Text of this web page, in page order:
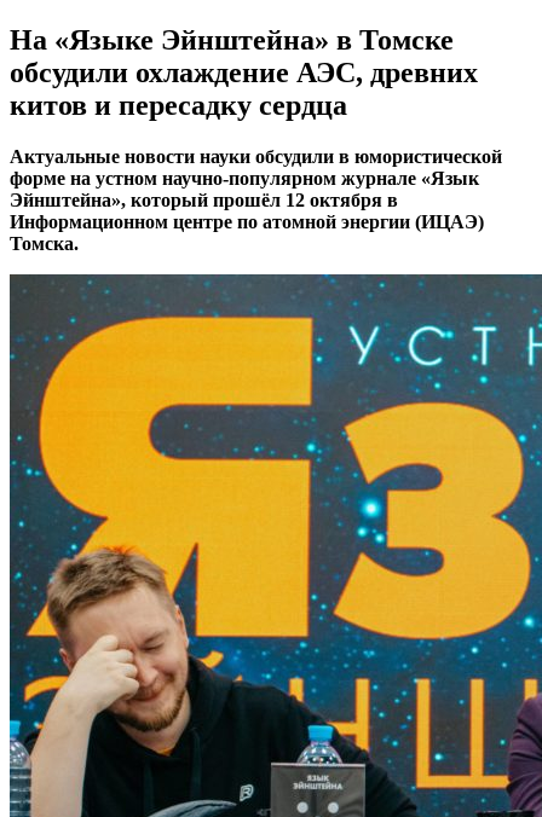
На «Языке Эйнштейна» в Томске
обсудили охлаждение АЭС, древних
китов и пересадку сердца
Актуальные новости науки обсудили в юмористической
форме на устном научно-популярном журнале «Язык
Эйнштейна», который прошёл 12 октября в
Информационном центре по атомной энергии (ИЦАЭ)
Томска.